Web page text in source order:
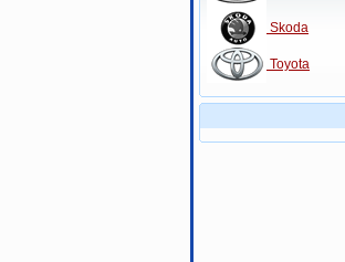
Skoda
Toyota